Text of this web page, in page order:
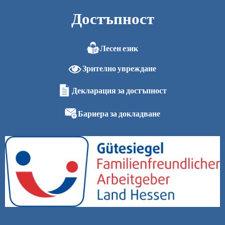
Достъпност
Лесен език
Зрително увреждане
Декларация за достъпност
Бариера за докладване